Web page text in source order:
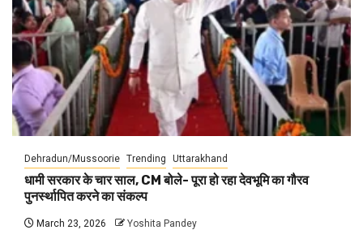
Dehradun/Mussoorie Trending Uttarakhand
धामी सरकार के चार साल, CM बोले- पूरा हो रहा देवभूमि का गौरव
पुनर्स्थापित करने का संकल्प
March 23, 2026 Yoshita Pandey